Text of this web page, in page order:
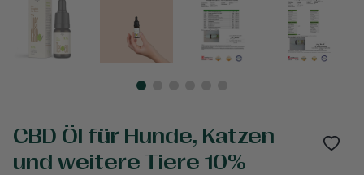
CBD Öl für Hunde, Katzen
und weitere Tiere 10%